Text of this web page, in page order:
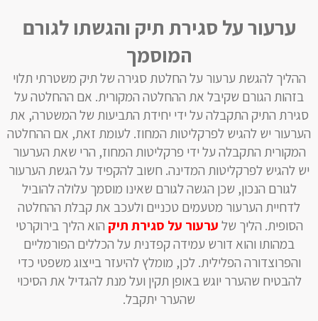
ערעור על סגירת תיק והגשתו לגורם
המוסמך
ההליך להגשת ערעור על החלטת סגירה של תיק משטרתי תלוי
בזהות הגורם שקיבל את ההחלטה המקורית. אם ההחלטה על
סגירת התיק התקבלה על ידי יחידת התביעות של המשטרה, את
הערעור יש להגיש לפרקליטות המחוז. לעומת זאת, אם ההחלטה
המקורית התקבלה על ידי פרקליטות המחוז, הרי שאת הערעור
יש להגיש לפרקליטות המדינה. חשוב להקפיד על הגשת הערעור
לגורם הנכון, שכן הגשה לגורם שאינו מוסמך עלולה להוביל
לדחיית הערעור מטעמים טכניים ולעכב את קבלת ההחלטה
הסופית. הליך של ערעור על סגירת תיק הוא הליך בירוקרטי
במהותו והוא דורש עמידה קפדנית על הכללים הפורמליים
והפרוצדורה הפלילית. לכן, מומלץ להיעזר בייצוג משפטי כדי
להבטיח שהערר יוגש באופן תקין ועל מנת להגדיל את הסיכוי
שהערר יתקבל.